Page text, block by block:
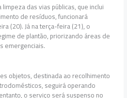
das vias públicas, que inclui
de resíduos, funcionará
(20). Já na terça-feira (21), o
de plantão, priorizando áreas de
emergenciais.
objetos, destinada ao recolhimento
seguirá operando
o serviço será suspenso no